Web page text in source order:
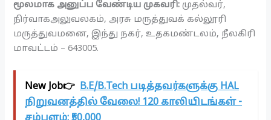
மூலமாக அனுப்ப வேண்டிய முகவரி: முதல்வர்,
நிர்வாகஅலுவலகம், அரசு மருத்துவக் கல்லூரி
மருத்துவமனை, இந்து நகர், உதகமண்டலம், நீலகிரி
மாவட்டம் – 643005.
New Job👉 B.E/B.Tech படித்தவர்களுக்கு HAL
நிறுவனத்தில் வேலை! 120 காலியிடங்கள் -